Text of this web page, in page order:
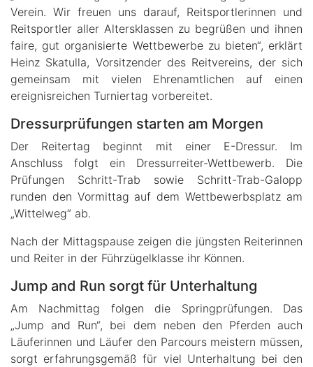
Verein. Wir freuen uns darauf, Reitsportlerinnen und
Reitsportler aller Altersklassen zu begrüßen und ihnen
faire, gut organisierte Wettbewerbe zu bieten“, erklärt
Heinz Skatulla, Vorsitzender des Reitvereins, der sich
gemeinsam mit vielen Ehrenamtlichen auf einen
ereignisreichen Turniertag vorbereitet.
Dressurprüfungen starten am Morgen
Der Reitertag beginnt mit einer E-Dressur. Im
Anschluss folgt ein Dressurreiter-Wettbewerb. Die
Prüfungen Schritt-Trab sowie Schritt-Trab-Galopp
runden den Vormittag auf dem Wettbewerbsplatz am
„Wittelweg“ ab.
Nach der Mittagspause zeigen die jüngsten Reiterinnen
und Reiter in der Führzügelklasse ihr Können.
Jump and Run sorgt für Unterhaltung
Am Nachmittag folgen die Springprüfungen. Das
„Jump and Run“, bei dem neben den Pferden auch
Läuferinnen und Läufer den Parcours meistern müssen,
sorgt erfahrungsgemäß für viel Unterhaltung bei den